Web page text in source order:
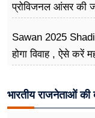
प्रोविजनल आंसर की
Sawan 2025
होगा विवाह , ऐसे करें
भारतीय राजनेताओं